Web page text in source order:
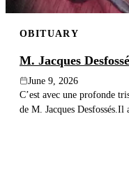
OBITUARY
M. Jacques
June 9, 2026
C’est avec une profonde
de M. Jacques Desfossés.Il